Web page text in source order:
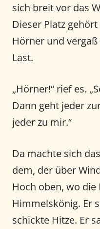
sich breit vor das
Dieser Platz
Hörner und
Last.
„Hörner!“ rief es.
Dann geht jeder
jeder zu mir.“
Da machte sich
dem, der über
Hoch oben, wo
Himmelskönig. Er
schickte Hitze. Er